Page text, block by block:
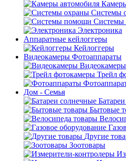
Системы
Электроника
Аппаратные кейлоггеры
Кейлоггеры
Видеокамеры Фотоаппараты
Видеокамеры
Трейл
Дом - Семья
Бытовые
Другие
Зоотовары